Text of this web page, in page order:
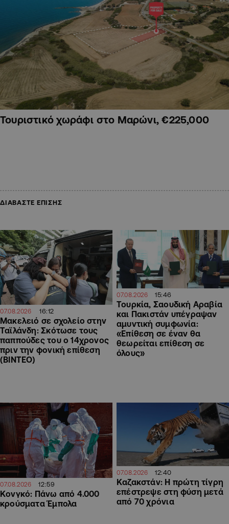
Τουριστικό χωράφι στο Μαρώνι, €225,000
ΔΙΑΒΑΣΤΕ ΕΠΙΣΗΣ
07.08.2026 16:12
Μακελειό σε σχολείο στην
Ταϊλάνδη: Σκότωσε τους
παππούδες του ο 14χρονος
πριν την φονική επίθεση
(ΒΙΝΤΕΟ)
07.08.2026 15:46
Τουρκία, Σαουδική Αραβία
και Πακιστάν υπέγραψαν
αμυντική συμφωνία:
«Επίθεση σε έναν θα
θεωρείται επίθεση σε
όλους»
07.08.2026 12:59
Κονγκό: Πάνω από 4.000
κρούσματα Έμπολα
07.08.2026 12:40
Καζακστάν: Η πρώτη τίγρη
επέστρεψε στη φύση μετά
από 70 χρόνια